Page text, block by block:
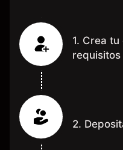
1. Crea
2.